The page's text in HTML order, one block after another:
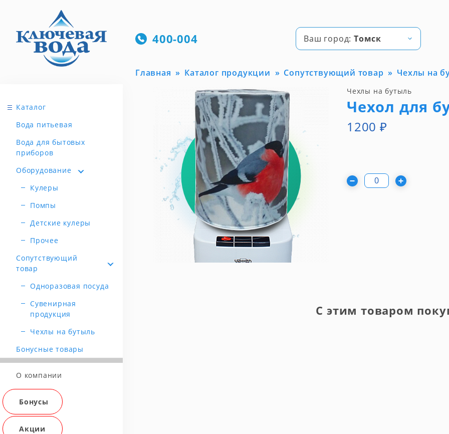
Каталог
Вода питьевая
Вода для бытовых
приборов
Оборудование
Кулеры
Помпы
Детские кулеры
Прочее
Сопутствующий
товар
Одноразовая посуда
Сувенирная
продукция
Чехлы на бутыль
Бонусные товары
О компании
Бонусы
Акции
400-004 Ваш город:Томск
Главная Каталог продукции Сопутствующий товар Чехлы на
Чехлы на бутыль
Чехол для
1200 ₽
С этим товаром